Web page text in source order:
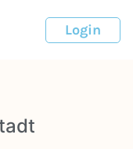
Login